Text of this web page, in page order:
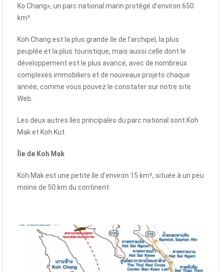
Ko Chang», un parc national marin protégé d’environ 650
km².
Koh Chang est la plus grande île de l’archipel, la plus
peuplée et la plus touristique, mais aussi celle dont le
développement est le plus avancé, avec de nombreux
complexes immobiliers et de nouveaux projets chaque
année, comme vous pouvez le constater sur notre site
Web.
Les deux autres îles principales du parc national sont Koh
Mak et Koh Kut.
Île de Koh Mak
Koh Mak est une petite île d’environ 15 km², située à un peu
moins de 50 km du continent.